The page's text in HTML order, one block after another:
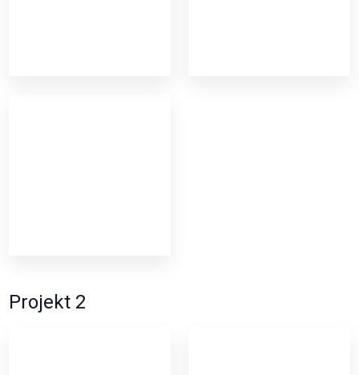
Projekt 2​